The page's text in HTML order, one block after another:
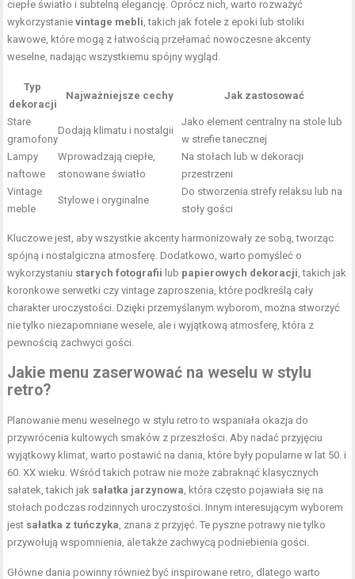
ciepłe światło i subtelną elegancję. Oprócz nich, warto rozważyć
wykorzystanievintage mebli , takich jak fotele z epoki lub stoliki
kawowe, które mogą z łatwością przełamać nowoczesne akcenty
weselne, nadając wszystkiemu spójny wygląd.
Typ
dekoracji
Najważniejsze cechy Jak zastosować
Stare
gramofony
Dodają klimatu i nostalgii
Jako element centralny na stole lub
w strefie tanecznej
Lampy
naftowe
Wprowadzają ciepłe,
stonowane światło
Na stołach lub w dekoracji
przestrzeni
Vintage
meble
Stylowe i oryginalne
Do stworzenia strefy relaksu lub na
stoły gości
Kluczowe jest, aby wszystkie akcenty harmonizowały ze sobą, tworząc
spójną i nostalgiczna atmosferę. Dodatkowo, warto pomyśleć o
wykorzystaniu starych fotografii lub papierowych dekoracji , takich jak
koronkowe serwetki czy vintage zaproszenia, które podkreślą cały
charakter uroczystości. Dzięki przemyślanym wyborom, można stworzyć
nie tylko niezapomniane wesele, ale i wyjątkową atmosferę, która z
pewnością zachwyci gości.
Jakie menu zaserwować na weselu w stylu
retro?
Planowanie menu weselnego w stylu retro to wspaniała okazja do
przywrócenia kultowych smaków z przeszłości. Aby nadać przyjęciu
wyjątkowy klimat, warto postawić na dania, które były popularne w lat 50. i
60. XX wieku. Wśród takich potraw nie może zabraknąć klasycznych
sałatek, takich jak sałatka jarzynowa , która często pojawiała się na
stołach podczas rodzinnych uroczystości. Innym interesującym wyborem
jest sałatka z tuńczyka , znana z przyjęć. Te pyszne potrawy nie tylko
przywołują wspomnienia, ale także zachwycą podniebienia gości.
Główne dania powinny również być inspirowane retro, dlatego warto